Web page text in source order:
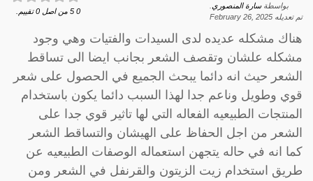
بواسطةسارة المنصوري
تم تعديله February 26, 2025
0
5 من اصل 0 تقييم.
هناك مشكله عديده لدى السيدات والفتيات وهي وجود
مشكله علشان وتقصف الشعر بجانب ايضا الى تساقط
الشعر حيث انه دائما يبحث الجميع في الحصول على شعر
قوي وطويل وناعم جدا لهذا السبب دائما يكون باستخدام
المنتجات الطبيعيه الفعاله التي لها تاثير قوي جدا على
الشعر من اجل الحفاظ على الهيشان والتساقط الشعر
كما انه في حاله يتجهن استعماله الوصفات الطبيعيه عن
طريق استخدام زيت الزيتون والقرنفل في الشعر ومن